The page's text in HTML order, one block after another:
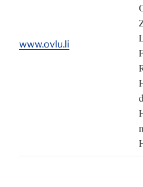
www.ovlu.li